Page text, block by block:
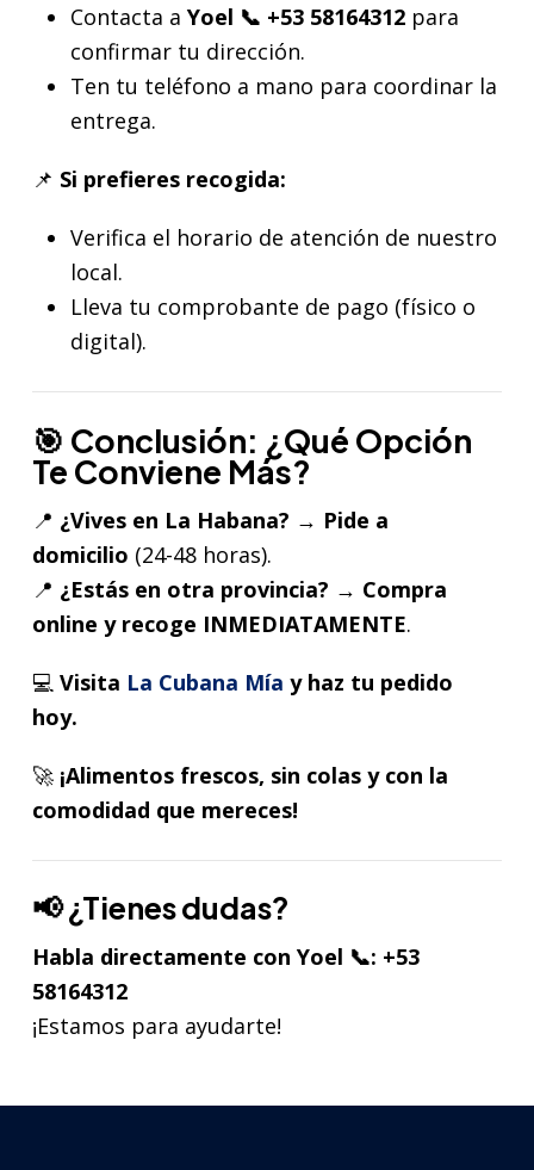
Contacta a Yoel 📞 +53 58164312 para
confirmar tu dirección.
Ten tu teléfono a mano para coordinar la
entrega.
📌 Si prefieres recogida:
Verifica el horario de atención de nuestro
local.
Lleva tu comprobante de pago (físico o
digital).
🎯 Conclusión: ¿Qué Opción
Te Conviene Más?
📍 ¿Vives en La Habana? → Pide a
domicilio (24-48 horas).
📍 ¿Estás en otra provincia? → Compra
online y recoge INMEDIATAMENTE.
💻 Visita La Cubana Mía y haz tu pedido
hoy.
🚀 ¡Alimentos frescos, sin colas y con la
comodidad que mereces!
📢 ¿Tienes dudas?
Habla directamente con Yoel 📞: +53
58164312
¡Estamos para ayudarte!